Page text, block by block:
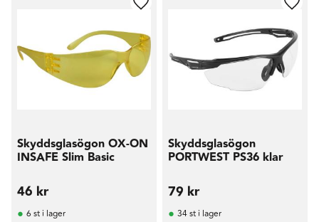
Skyddsglasögon OX-ON
INSAFE Slim Basic
46 kr
Lägg till i favoriter
6 st i lager
Skyddsglasögon
PORTWEST PS36 klar
79 kr
34 st i lager